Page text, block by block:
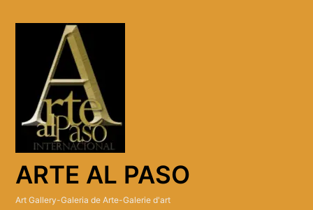
ARTE AL PASO
Art Gallery-Galeria de Arte-Galerie d'art